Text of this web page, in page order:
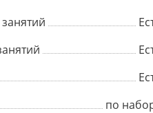
по